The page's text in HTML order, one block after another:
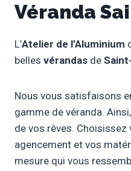
Véranda
L’Atelier de l’Aluminium
belles vérandas de
Nous vous satisfaisons
gamme de véranda.
de vos rêves.
agencement et vos
mesure qui vous